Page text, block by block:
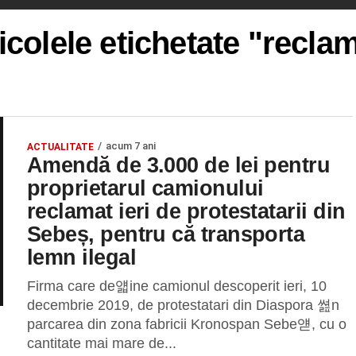
etichetate
ACTUALITATE acum 7 ani
Amendă de 3.000 de lei pentru
proprietarul camionului
reclamat ieri de protestatarii din
Sebeș, pentru că transporta
lemn ilegal
Firma care de얣ine camionul descoperit ieri, 10
decembrie 2019, de protestatari din Diaspora 쎮n
parcarea din zona fabricii Kronospan Sebe얟, cu o
cantitate mai mare de...